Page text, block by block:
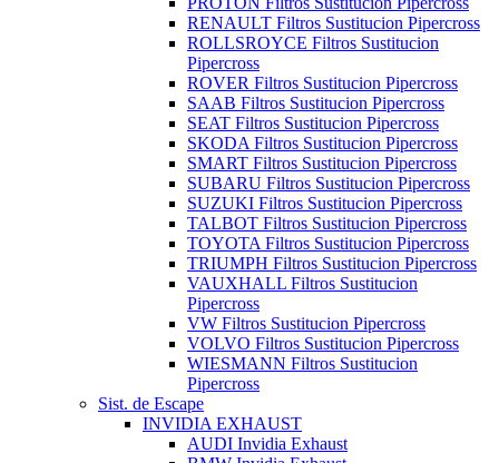
RENAULT Filtros Sustitucion Pipercross
ROLLSROYCE Filtros Sustitucion
Pipercross
ROVER Filtros Sustitucion Pipercross
SAAB Filtros Sustitucion Pipercross
SEAT Filtros Sustitucion Pipercross
SKODA Filtros Sustitucion Pipercross
SMART Filtros Sustitucion Pipercross
SUBARU Filtros Sustitucion Pipercross
SUZUKI Filtros Sustitucion Pipercross
TALBOT Filtros Sustitucion Pipercross
TOYOTA Filtros Sustitucion Pipercross
TRIUMPH Filtros Sustitucion Pipercross
VAUXHALL Filtros Sustitucion
Pipercross
VW Filtros Sustitucion Pipercross
VOLVO Filtros Sustitucion Pipercross
WIESMANN Filtros Sustitucion
Pipercross
Sist. de Escape
INVIDIA EXHAUST
AUDI Invidia Exhaust